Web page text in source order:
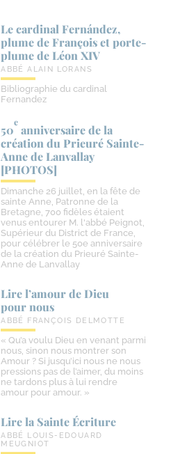
Le cardinal Fernández,
plume de François et porte-​
plume de Léon XIV
ABBÉ ALAIN LORANS
Bibliographie du cardinal
Fernandez
50
e
anniversaire de la
création du Prieuré Sainte-​
Anne de Lanvallay
[PHOTOS]
Dimanche 26 juillet, en la fête de
sainte Anne, Patronne de la
Bretagne, 700 fidèles étaient
venus entourer M. l'abbé Peignot,
Supérieur du District de France,
pour célébrer le 50e anniversaire
de la création du Prieuré Sainte-
Anne de Lanvallay
Lire l’amour de Dieu
pour nous
ABBÉ FRANÇOIS DELMOTTE
« Qu’a voulu Dieu en venant parmi
nous, sinon nous montrer son
Amour ? Si jusqu’ici nous ne nous
pressions pas de l’aimer, du moins
ne tardons plus à lui rendre
amour pour amour. »
Lire la Sainte Écriture
ABBÉ LOUIS-EDOUARD
MEUGNIOT